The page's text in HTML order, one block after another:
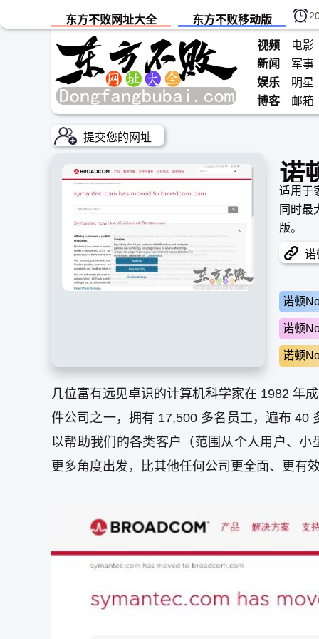
东方不败网址大全 东方不败移动版
视频
电影
新闻
军事
娱乐
明星
博客
邮箱
提交您的网址
诺
适用于
同时最
版。
诺
诺顿
诺顿
诺顿
几位富有远见卓识的计算机科学家在 1982 年
件公司之一，拥有 17,500 多名员工，遍布 40
以帮助我们的各类客户（范围从个人用户、
更多角度出发，比其他任何公司更全面、更有